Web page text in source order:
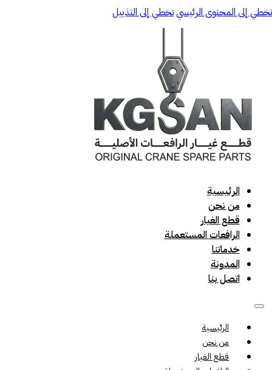
تخطي إلى المحتوى الرئيسيتخطي إلى التذييل
الرئيسية
من نحن
قطع الغيار
الرافعات المستعملة
خدماتنا
المدونة
اتصل بنا
الرئيسية
من نحن
قطع الغيار